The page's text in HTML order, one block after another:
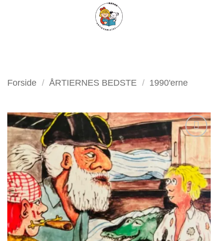
FILTER
Forside / ÅRTIERNES BEDSTE / 1990'erne
som
favorit